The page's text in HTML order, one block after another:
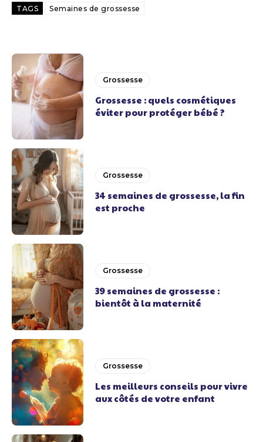
TAGS Semaines de grossesse
Grossesse
Grossesse : quels cosmétiques
éviter pour protéger bébé ?
Grossesse
34 semaines de grossesse, la fin
est proche
Grossesse
39 semaines de grossesse :
bientôt à la maternité
Grossesse
Les meilleurs conseils pour vivre
aux côtés de votre enfant